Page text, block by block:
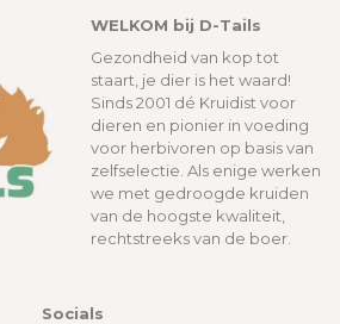
WELKOM bij D-Tails
Gezondheid van kop tot
staart, je dier is het waard!
Sinds 2001 dé Kruidist voor
dieren en pionier in voeding
voor herbivoren op basis van
zelfselectie. Als enige werken
we met gedroogde kruiden
van de hoogste kwaliteit,
rechtstreeks van de boer.
Socials